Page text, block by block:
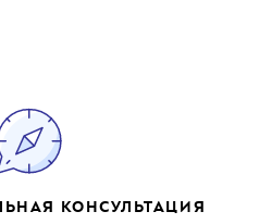
КОНСУЛЬТАЦИЯ